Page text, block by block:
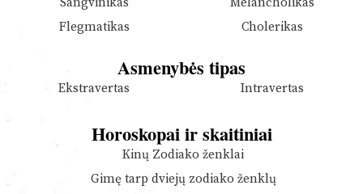
Flegmatikas
Cholerikas
Asmenybės tipas
Ekstravertas Intravertas
Horoskopai ir skaitiniai
Kinų Zodiako ženklai
Gimę tarp dviejų zodiako ženklų